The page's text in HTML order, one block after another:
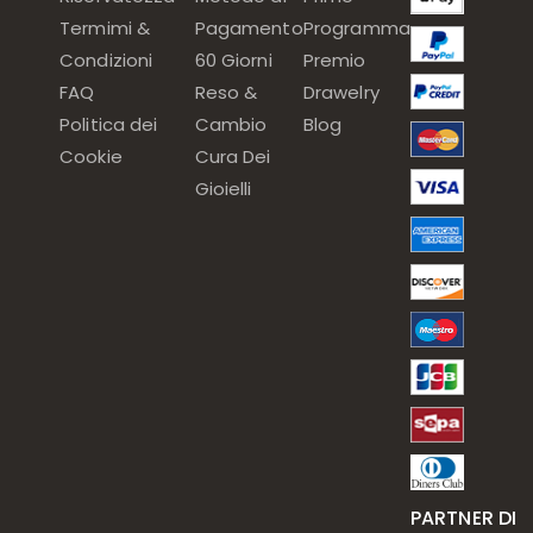
Termimi &
Condizioni
FAQ
Politica dei
Cookie
Pagamento
60 Giorni
Reso &
Cambio
Cura Dei
Gioielli
Programma
Premio
Drawelry
Blog
PARTNER DI